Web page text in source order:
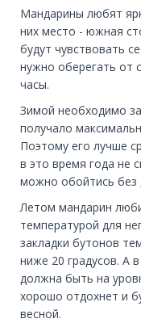
Мандарины любят
них место - южная
будут чувствовать
нужно оберегать от
часы.
Зимой необходимо
получало
Поэтому его лучше
в это время года не
можно обойтись без
Летом мандарин
температурой для
закладки бутонов
ниже 20 градусов. А
должна быть на
хорошо отдохнет и
весной.